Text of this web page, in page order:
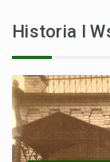
Historia I